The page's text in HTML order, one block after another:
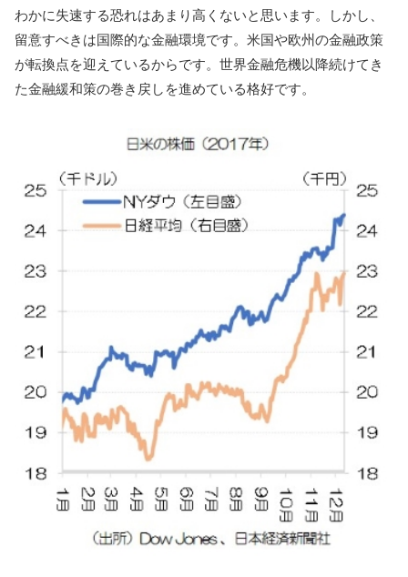
わかに失速する恐れはあまり高くないと思います。しかし、
留意すべきは国際的な金融環境です。米国や欧州の金融政策
が転換点を迎えているからです。世界金融危機以降続けてき
た金融緩和策の巻き戻しを進めている格好です。